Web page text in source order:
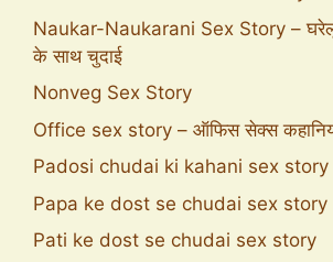
Naukar-Naukarani Sex Story – घरेलू
के साथ चुदाई
Nonveg Sex Story
Office sex story – ऑफिस सेक्स
Padosi chudai ki kahani sex story
Papa ke dost se chudai sex story
Pati ke dost se chudai sex story